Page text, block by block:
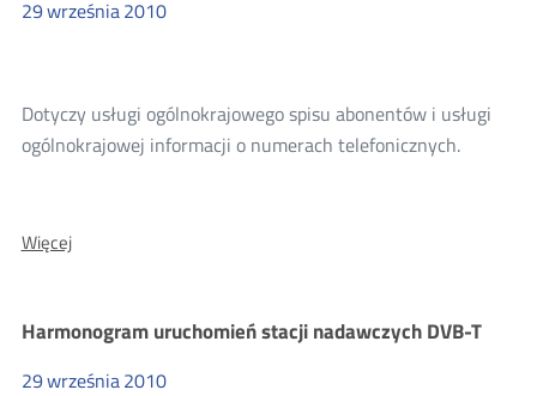
29września2010
Dotyczy usługi ogólnokrajowego spisu abonentów i usługi
ogólnokrajowej informacji o numerach telefonicznych.
WięcejO:
uchylił
wyrok
SOKiK
Harmonogram uruchomień stacji nadawczych DVB-T
29września2010